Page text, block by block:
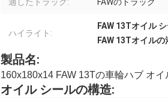
適したトラック: FAWのトラック
ハイライト:
FAW 13Tオイル
FAW 13Tオイル
製品名:
160x180x14 FAW 13Tの車輪ハブ オ
オイル シールの構造: